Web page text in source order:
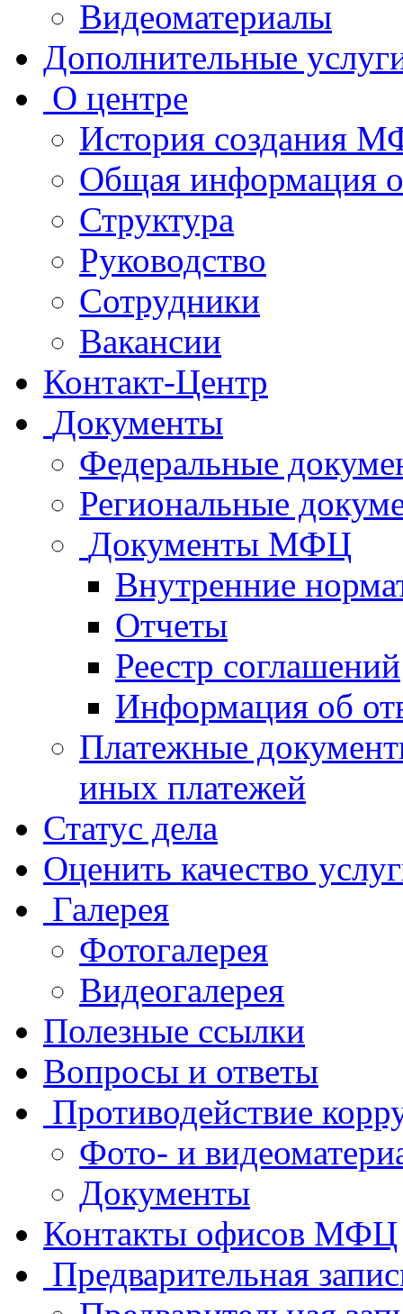
Видеоматериалы
Дополнительные
О центре
История создания
Общая
Структура
Руководство
Сотрудники
Вакансии
Контакт-Центр
Документы
Федеральные
Региональные
Документы МФЦ
Внутренние
Отчеты
Реестр соглашений
Информация об
Платежные
иных платежей
Статус дела
Оценить качество
Галерея
Фотогалерея
Видеогалерея
Полезные ссылки
Вопросы и ответы
Противодействие
Фото- и
Документы
Контакты офисов МФЦ
Предварительная